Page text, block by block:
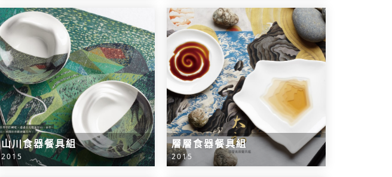
山川食器餐具組
2015
層層食器餐具組
2015